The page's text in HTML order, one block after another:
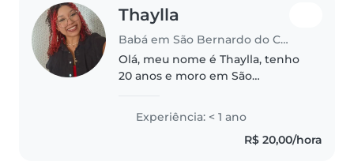
Thaylla
Babá em São Bernardo do Campo
Olá, meu nome é Thaylla, tenho
20 anos e moro em São
busca de uma oportunidade
como babá, pois gosto muito de
trabalhar com crianças e quero
Experiência: < 1 ano
R$ 20,00/hora